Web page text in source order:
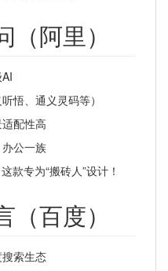
阿里）
悟、通义灵码等）
配性高
公一族
款专为“搬砖人”设计！
百度）
索生态